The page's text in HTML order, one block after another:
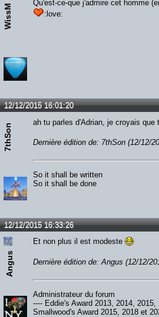
WissM
Qu'est-ce-que j'admire cet homme
:love:
12/12/2015 16:01:20
7thSon
ah tu parles d'Adrian, je croyais que
Dernière édition de: 7thSon (12/12/
So it shall be written
So it shall be done
12/12/2015 16:33:26
Angus
Et non plus il est modeste
Dernière édition de: Angus (12/12/
Administrateur du forum
---- Eddie's Award 2013, 2014,
Smallwood's Award 2015, 2018 et